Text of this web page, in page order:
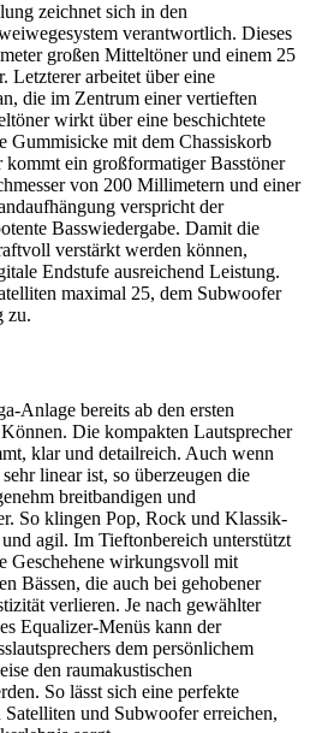
zeichnet sich in den
verantwortlich. Dieses
großen Mitteltöner und einem 25
Letzterer arbeitet über eine
die im Zentrum einer vertieften
wirkt über eine beschichtete
Gummisicke mit dem Chassiskorb
ein großformatiger Basstöner
von 200 Millimetern und einer
verspricht der
Basswiedergabe. Damit die
verstärkt werden können,
Endstufe ausreichend Leistung.
maximal 25, dem Subwoofer
zu.
Anlage bereits ab den ersten
Die kompakten Lautsprecher
klar und detailreich. Auch wenn
linear ist, so überzeugen die
breitbandigen und
So klingen Pop, Rock und Klassik-
agil. Im Tieftonbereich unterstützt
Geschehene wirkungsvoll mit
Bässen, die auch bei gehobener
verlieren. Je nach gewählter
Equalizer-Menüs kann der
dem persönlichem
den raumakustischen
So lässt sich eine perfekte
und Subwoofer erreichen,